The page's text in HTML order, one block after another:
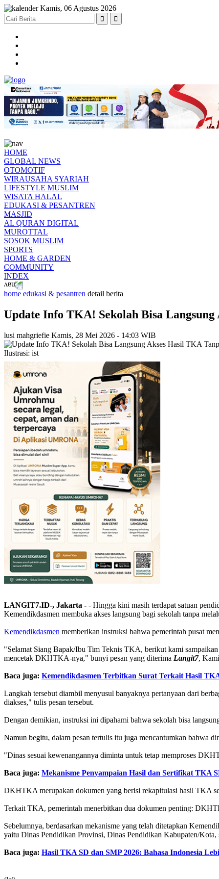
Kamis, 06 Agustus 2026
HOME
GLOBAL NEWS
OTOMOTIF
WIRAUSAHA SYARIAH
LIFESTYLE MUSLIM
WISATA HALAL
EDUKASI & PESANTREN
MASJID
AL QURAN DIGITAL
MUROTTAL
SOSOK MUSLIM
SPORTS
HOME & GARDEN
COMMUNITY
INDEX
home edukasi & pesantren detail berita
Update Info TKA! Sekolah Bisa
lusi mahgriefie Kamis, 28 Mei 2026 - 14:03 WIB
Ilustrasi: ist
LANGIT7.ID-, Jakarta - - Hingga kini masih terdapat satuan
Kemendikdasmen membuka akses langsung bagi sekolah tanpa
Kemendikdasmen memberikan instruksi bahwa pemerintah pusat
"Selamat Siang Bapak/Ibu Tim Teknis TKA, berikut kami
mencetak DKHTKA-nya," bunyi pesan yang diterima Langit7,
Baca juga: Kemendikdasmen Terbitkan Surat Terkait Hasil
Langkah tersebut diambil menyusul banyaknya pertanyaan dari
diakses," tulis pesan tersebut.
Dengan demikian, instruksi ini dipahami bahwa sekolah bisa
Namun begitu, dalam pesan tertulis itu juga mencantumkan bahwa
"Dinas sesuai kewenangannya diminta untuk tetap memproses
Baca juga: Mekanisme Penyampaian Hasil dan Sertifikat TKA
DKHTKA merupakan dokumen yang berisi rekapitulasi hasil TKA
Terkait TKA, pemerintah menerbitkan dua dokumen penting:
Sebelumnya, berdasarkan mekanisme yang telah ditetapkan
yaitu Dinas Pendidikan Provinsi, Dinas Pendidikan Kabupaten/
Baca juga: Hasil TKA SD dan SMP 2026: Bahasa Indonesia